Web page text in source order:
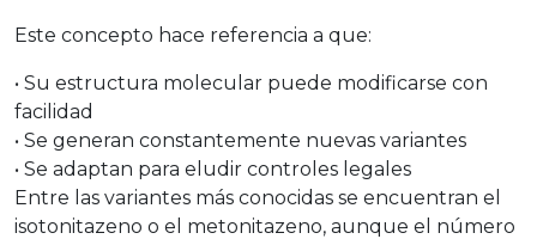
Este concepto hace referencia a que:
• Su estructura molecular puede modificarse con
facilidad
• Se generan constantemente nuevas variantes
• Se adaptan para eludir controles legales
Entre las variantes más conocidas se encuentran el
isotonitazeno o el metonitazeno, aunque el número